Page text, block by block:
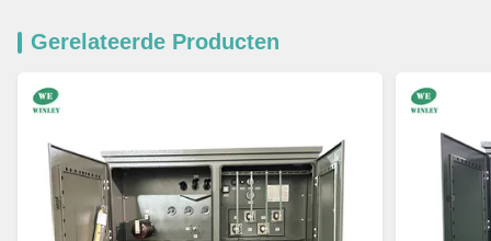
Gerelateerde Producten